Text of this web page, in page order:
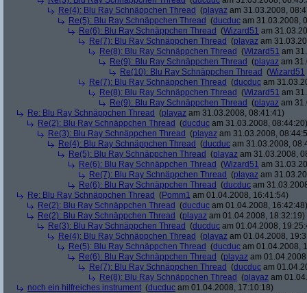
Re(4): Blu Ray Schnäppchen Thread (playaz am 31.03.2008,
Re(5): Blu Ray Schnäppchen Thread (ducduc am 31.03.2008,
Re(6): Blu Ray Schnäppchen Thread (Wizard51 am
Re(7): Blu Ray Schnäppchen Thread (playaz am
Re(8): Blu Ray Schnäppchen Thread (Wizard51 am
Re(9): Blu Ray Schnäppchen Thread (playaz am
Re(10): Blu Ray Schnäppchen Thread (Wizard51
Re(7): Blu Ray Schnäppchen Thread (ducduc am
Re(8): Blu Ray Schnäppchen Thread (Wizard51 am
Re(9): Blu Ray Schnäppchen Thread (playaz am
Re: Blu Ray Schnäppchen Thread (playaz am 31.03.2008, 08:41:41)
Re(2): Blu Ray Schnäppchen Thread (ducduc am 31.03.2008, 08:44:20)
Re(3): Blu Ray Schnäppchen Thread (playaz am 31.03.2008,
Re(4): Blu Ray Schnäppchen Thread (ducduc am 31.03.2008,
Re(5): Blu Ray Schnäppchen Thread (playaz am 31.03.2008,
Re(6): Blu Ray Schnäppchen Thread (Wizard51 am
Re(7): Blu Ray Schnäppchen Thread (playaz am
Re(6): Blu Ray Schnäppchen Thread (ducduc am
Re: Blu Ray Schnäppchen Thread (Pomm1 am 01.04.2008, 16:41:54)
Re(2): Blu Ray Schnäppchen Thread (ducduc am 01.04.2008, 16:42:48)
Re(2): Blu Ray Schnäppchen Thread (playaz am 01.04.2008, 18:32:19)
Re(3): Blu Ray Schnäppchen Thread (ducduc am 01.04.2008,
Re(4): Blu Ray Schnäppchen Thread (playaz am 01.04.2008,
Re(5): Blu Ray Schnäppchen Thread (ducduc am 01.04.2008,
Re(6): Blu Ray Schnäppchen Thread (playaz am
Re(7): Blu Ray Schnäppchen Thread (ducduc am
Re(8): Blu Ray Schnäppchen Thread (playaz am
noch ein hilfreiches instrument (ducduc am 01.04.2008, 17:10:18)